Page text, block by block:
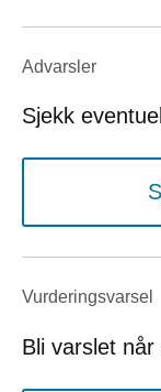
Advarsler
Sjekk
Vurderings­varsel
Bli varslet